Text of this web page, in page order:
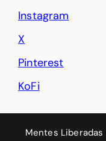
Instagram
X
Pinterest
KoFi
Mentes Liberadas